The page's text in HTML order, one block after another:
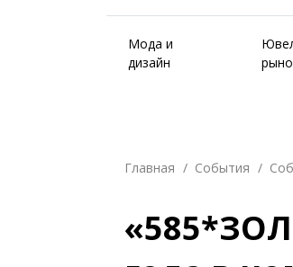
Мода и
дизайн
Главная События